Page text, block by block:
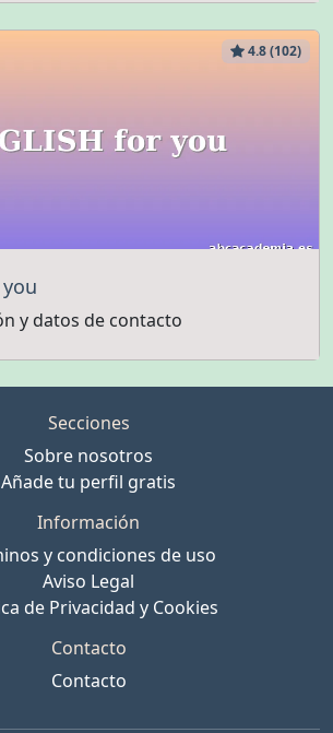
4.8 (102)
y datos de contacto
Secciones
Sobre nosotros
Añade tu perfil gratis
Información
y condiciones de uso
Aviso Legal
de Privacidad y Cookies
Contacto
Contacto